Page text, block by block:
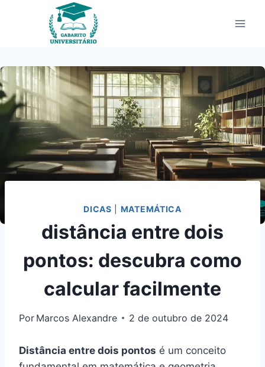
DICAS MATEMÁTICA
distância entre dois
pontos: descubra como
calcular facilmente
Por Marcos Alexandre 2 de outubro de 2024
Distância entre dois pontos é um conceito